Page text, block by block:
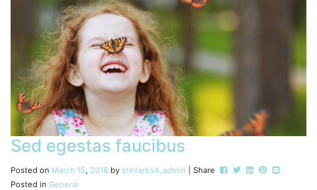
Sed egestas faucibus
Posted on March 15, 2018 by stellarbs4_admin | Share Post this to Facebook
Tweet this
Share this on
Pin this on
Share
Posted in General